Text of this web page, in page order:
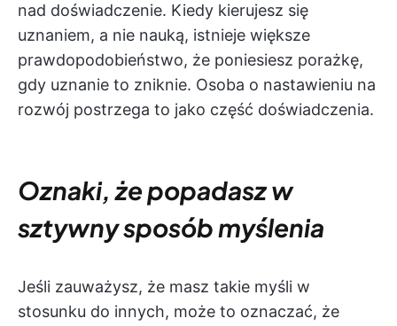
nad doświadczenie. Kiedy kierujesz się
uznaniem, a nie nauką, istnieje większe
prawdopodobieństwo, że poniesiesz porażkę,
gdy uznanie to zniknie. Osoba o nastawieniu na
rozwój postrzega to jako część doświadczenia.
Oznaki, że popadasz w
sztywny sposób myślenia
Jeśli zauważysz, że masz takie myśli w
stosunku do innych, może to oznaczać, że